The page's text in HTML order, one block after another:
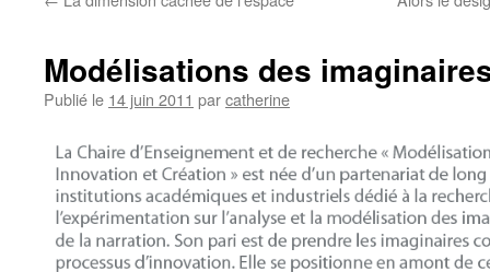
Modélisations des
Publié le 14 juin 2011 parcatherine